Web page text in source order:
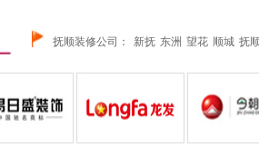
抚顺装修公司 ： 新抚 东洲 望花 顺城 抚